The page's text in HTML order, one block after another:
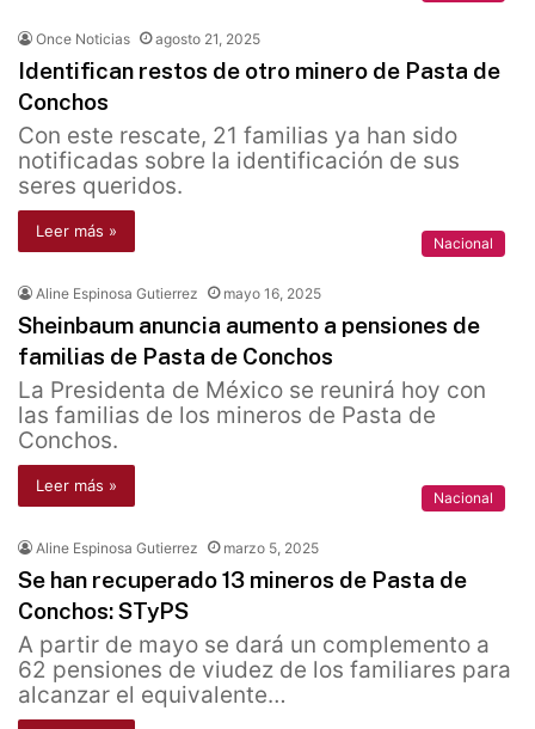
Once Noticias agosto 21, 2025
Identifican restos de otro minero de Pasta de
Conchos
Con este rescate, 21 familias ya han sido
notificadas sobre la identificación de sus
seres queridos.
Leer más »
Nacional
Aline Espinosa Gutierrez mayo 16, 2025
Sheinbaum anuncia aumento a pensiones de
familias de Pasta de Conchos
La Presidenta de México se reunirá hoy con
las familias de los mineros de Pasta de
Conchos.
Leer más »
Nacional
Aline Espinosa Gutierrez marzo 5, 2025
Se han recuperado 13 mineros de Pasta de
Conchos: STyPS
A partir de mayo se dará un complemento a
62 pensiones de viudez de los familiares para
alcanzar el equivalente…